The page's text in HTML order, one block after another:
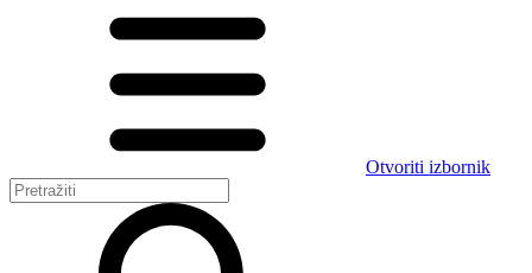
Otvoriti izbornik